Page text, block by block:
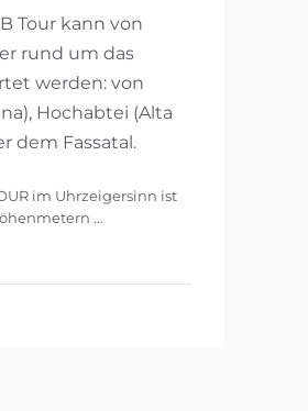
Tour kann von
rund um das
werden: von
Hochabtei (Alta
dem Fassatal.
im Uhrzeigersinn ist
...